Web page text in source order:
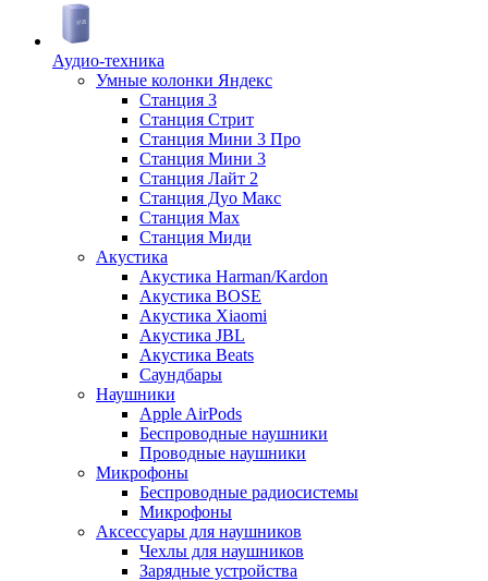
Аудио-техника
Умные колонки Яндекс
Станция 3
Станция Стрит
Станция Мини 3 Про
Станция Мини 3
Станция Лайт 2
Станция Дуо Макс
Станция Max
Станция Миди
Акустика
Акустика Harman/Kardon
Акустика BOSE
Акустика Xiaomi
Акустика JBL
Акустика Beats
Саундбары
Наушники
Apple AirPods
Беспроводные наушники
Проводные наушники
Микрофоны
Беспроводные радиосистемы
Микрофоны
Аксессуары для наушников
Чехлы для наушников
Зарядные устройства